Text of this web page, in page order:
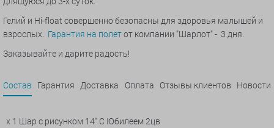
Гелий и Hi-float совершенно безопасны для здоровья малышей и
взрослых. Гарантия на полетот компании "Шарлот" - 3 дня.
Заказывайте и дарите радость!
Состав Гарантия Доставка Оплата Отзывы клиентов Новости
x 1 Шар с рисунком 14" С Юбилеем 2цв